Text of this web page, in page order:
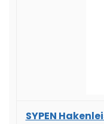
SYPEN